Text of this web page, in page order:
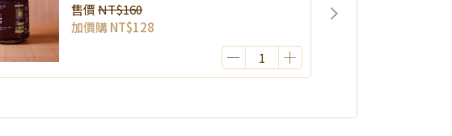
售價NT$160
加價購NT$128